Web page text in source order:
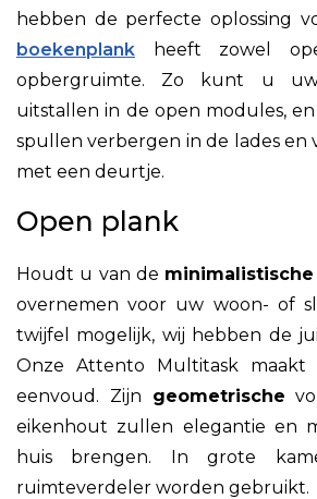
hebben de perfecte oplossing
boekenplank heeft zowel
opbergruimte. Zo kunt u
uitstallen in de open modules,
spullen verbergen in de lades en
met een deurtje.
Open plank
Houdt u van de
overnemen voor uw woon- of
twijfel mogelijk, wij hebben de
Onze Attento Multitask maakt
eenvoud. Zijn geometrische
eikenhout zullen elegantie en
huis brengen. In grote
ruimteverdeler worden gebruikt.